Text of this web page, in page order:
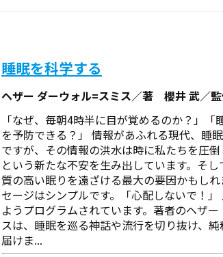
睡眠を科学する
ヘザー ダーウォル=スミス／著 櫻井 武／
「なぜ、毎朝4時半に目が覚めるのか？」
を予防できる？」 情報があふれる現代、睡
ですが、その情報の洪水は時に私たちを圧倒
という新たな不安を生み出しています。そし
質の高い眠りを遠ざける最大の要因かもし
セージはシンプルです。「心配しないで！
ようプログラムされています。著者のヘザ
スは、睡眠を巡る神話や流行を切り抜け、
届けま...